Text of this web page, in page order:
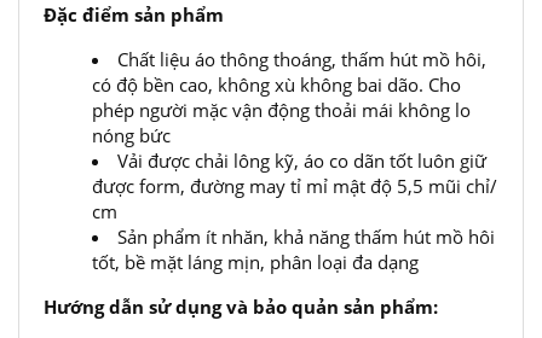
Đặc điểm sản phẩm
Chất liệu áo thông thoáng, thấm hút mồ hôi,
có độ bền cao, không xù không bai dão. Cho
phép người mặc vận động thoải mái không lo
nóng bức
Vải được chải lông kỹ, áo co dãn tốt luôn giữ
được form, đường may tỉ mỉ mật độ 5,5 mũi chỉ/
cm
Sản phẩm ít nhăn, khả năng thấm hút mồ hôi
tốt, bề mặt láng mịn, phân loại đa dạng
Hướng dẫn sử dụng và bảo quản sản phẩm: